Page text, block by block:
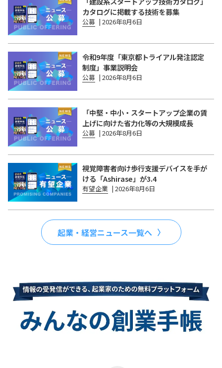
カタログに掲載する技術を募集
公募 | 2026年8月6日
令和9年度「東京都トライアル発注認定
制度」事業説明会
公募 | 2026年8月6日
「中堅・中小・スタートアップ企業の賃
上げに向けた省力化等の大規模成長
公募 | 2026年8月6日
視覚障害者向け歩行支援デバイスを手が
ける「Ashirase」が3.4
有望企業 | 2026年8月6日
起業・経営ニュース一覧へ